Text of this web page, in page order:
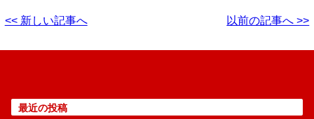
<< 新しい記事へ 以前の記事へ >>
最近の投稿